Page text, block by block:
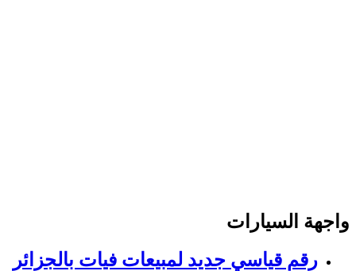
واجهة السيارات
رقم قياسي جديد لمبيعات فيات بالجزائر